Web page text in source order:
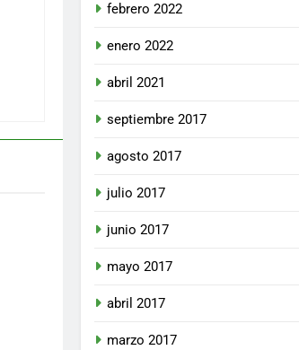
febrero 2022
enero 2022
abril 2021
septiembre 2017
agosto 2017
julio 2017
junio 2017
mayo 2017
abril 2017
marzo 2017